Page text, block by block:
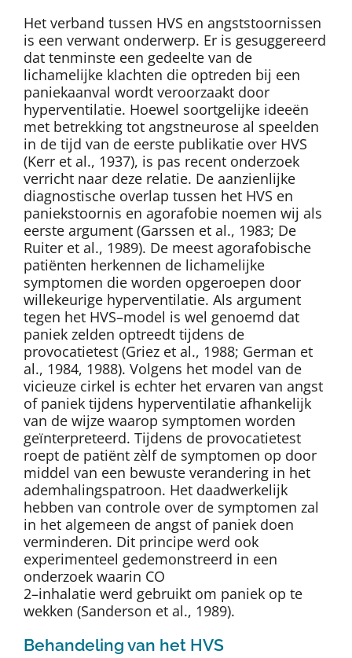
Het verband tussen HVS en angststoornissen
is een verwant onderwerp. Er is gesuggereerd
dat tenminste een gedeelte van de
lichamelijke klachten die optreden bij een
paniekaanval wordt veroorzaakt door
hyperventilatie. Hoewel soortgelijke ideeën
met betrekking tot angstneurose al speelden
in de tijd van de eerste publikatie over HVS
(Kerr et al., 1937), is pas recent onderzoek
verricht naar deze relatie. De aanzienlijke
diagnostische overlap tussen het HVS en
paniekstoornis en agorafobie noemen wij als
eerste argument (Garssen et al., 1983; De
Ruiter et al., 1989). De meest agorafobische
patiënten herkennen de lichamelijke
symptomen die worden opgeroepen door
willekeurige hyperventilatie. Als argument
tegen het HVS–model is wel genoemd dat
paniek zelden optreedt tijdens de
provocatietest (Griez et al., 1988; German et
al., 1984, 1988). Volgens het model van de
vicieuze cirkel is echter het ervaren van angst
of paniek tijdens hyperventilatie afhankelijk
van de wijze waarop symptomen worden
geïnterpreteerd. Tijdens de provocatietest
roept de patiënt zèlf de symptomen op door
middel van een bewuste verandering in het
ademhalingspatroon. Het daadwerkelijk
hebben van controle over de symptomen zal
in het algemeen de angst of paniek doen
verminderen. Dit principe werd ook
experimenteel gedemonstreerd in een
onderzoek waarin CO
2–inhalatie werd gebruikt om paniek op te
wekken (Sanderson et al., 1989).
Behandeling van het HVS